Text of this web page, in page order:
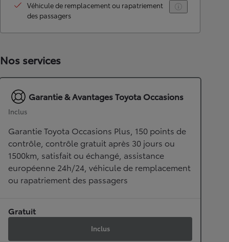
Véhicule de remplacement ou rapatriement
des passagers
Nos services
Garantie & Avantages Toyota Occasions
Inclus
Garantie Toyota Occasions Plus, 150 points de
contrôle, contrôle gratuit après 30 jours ou
1500km, satisfait ou échangé, assistance
européenne 24h/24, véhicule de remplacement
ou rapatriement des passagers
Gratuit
Inclus